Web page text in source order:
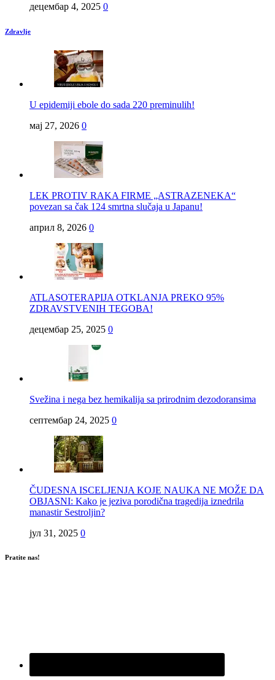
децембар 4, 2025 0
Zdravlje
U epidemiji ebole do sada 220 preminulih!
мај 27, 2026 0
LEK PROTIV RAKA FIRME „ASTRAZENEKA“
povezan sa čak 124 smrtna slučaja u Japanu!
април 8, 2026 0
ATLASOTERAPIJA OTKLANJA PREKO 95%
ZDRAVSTVENIH TEGOBA!
децембар 25, 2025 0
Svežina i nega bez hemikalija sa prirodnim dezodoransima
септембар 24, 2025 0
ČUDESNA ISCELJENJA KOJE NAUKA NE MOŽE DA
OBJASNI: Kako je jeziva porodična tragedija iznedrila
manastir Sestroljin?
јул 31, 2025 0
Pratite nas!